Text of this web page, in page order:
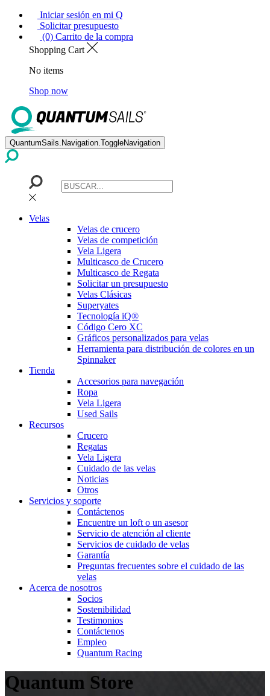
Iniciar sesión en mi Q
Solicitar presupuesto
(0) Carrito de la compra
Shopping Cart
No items
Shop now
QuantumSails.Navigation.ToggleNavigation
Velas
Velas de crucero
Velas de competición
Vela Ligera
Multicasco de Crucero
Multicasco de Regata
Solicitar un presupuesto
Velas Clásicas
Superyates
Tecnología iQ®
Código Cero XC
Gráficos personalizados para velas
Herramienta para distribución de colores en un
Spinnaker
Tienda
Accesorios para navegación
Ropa
Vela Ligera
Used Sails
Recursos
Crucero
Regatas
Vela Ligera
Cuidado de las velas
Noticias
Otros
Servicios y soporte
Contáctenos
Encuentre un loft o un asesor
Servicio de atención al cliente
Servicios de cuidado de velas
Garantía
Preguntas frecuentes sobre el cuidado de las
velas
Acerca de nosotros
Socios
Sostenibilidad
Testimonios
Contáctenos
Empleo
Quantum Racing
Quantum Store